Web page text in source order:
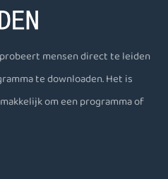
mensen direct te leiden
te downloaden. Het is
om een programma of